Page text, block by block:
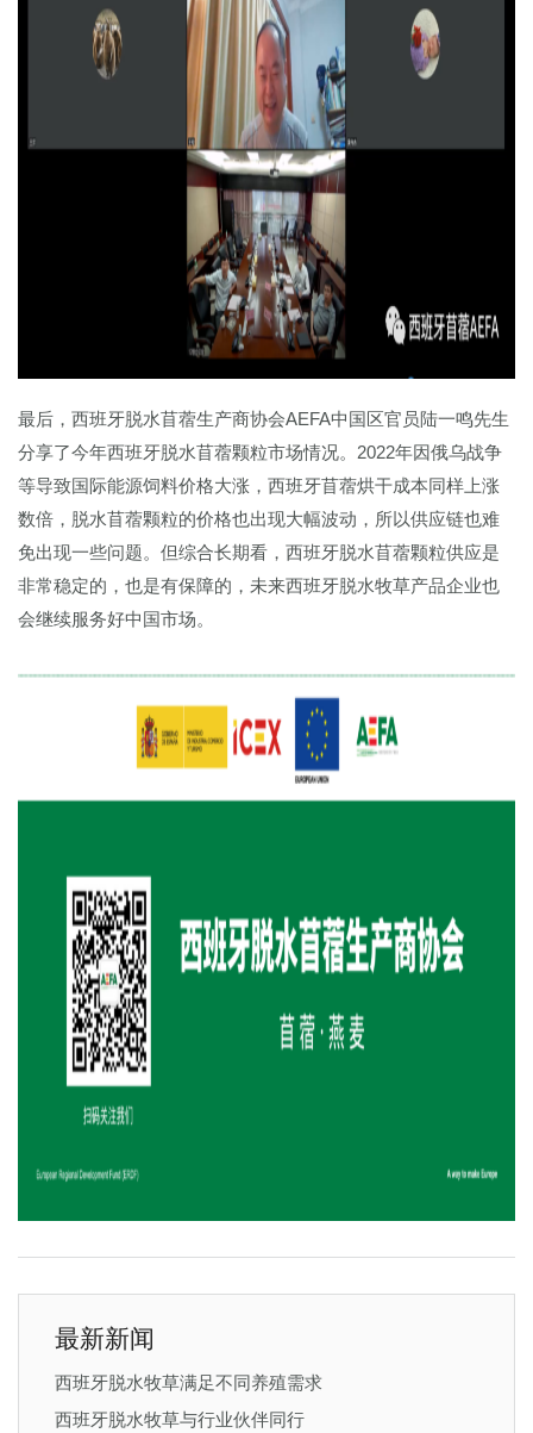
最后，西班牙脱水苜蓿生产商协会AEFA中国区官员陆一鸣先生
分享了今年西班牙脱水苜蓿颗粒市场情况。2022年因俄乌战争
等导致国际能源饲料价格大涨，西班牙苜蓿烘干成本同样上涨
数倍，脱水苜蓿颗粒的价格也出现大幅波动，所以供应链也难
免出现一些问题。但综合长期看，西班牙脱水苜蓿颗粒供应是
非常稳定的，也是有保障的，未来西班牙脱水牧草产品企业也
会继续服务好中国市场。
最新新闻
西班牙脱水牧草满足不同养殖需求
西班牙脱水牧草与行业伙伴同行